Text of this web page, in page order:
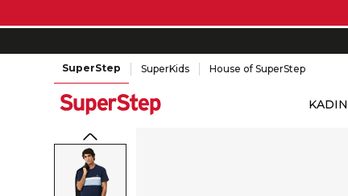
SuperStep SuperKids House of SuperStep
KADIN